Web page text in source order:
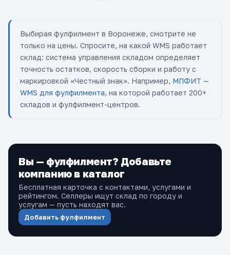
Выбирая фулфилмент в Воронеже, смотрите не
только на цены. Спросите, на какой WMS работает
склад: система управления складом определяет
точность остатков, скорость сборки и работу с
маркировкой «Честный знак». Например, МПФИТ —
WMS для фулфилмента, на которой работает 200+
складов и фулфилмент-центров.
Вы — фулфилмент? Добавьте
компанию в каталог
Бесплатная карточка с контактами, услугами и
рейтингом. Селлеры ищут склад по городу и
услугам — пусть находят вас.
Добавить фулфилмент